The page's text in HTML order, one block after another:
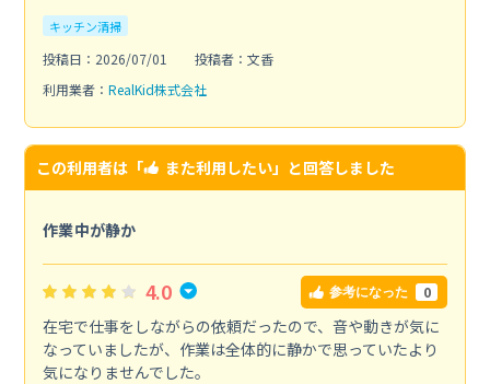
キッチン清掃
投稿日：2026/07/01
投稿者：文香
利用業者： RealKid株式会社
この利用者は「 また利用したい」と回答しました
作業中が静か
4.0 参考になった 0
在宅で仕事をしながらの依頼だったので、音や動きが気に
なっていましたが、作業は全体的に静かで思っていたより
気になりませんでした。